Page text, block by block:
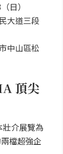
日）
大道三段
中山區松
頂尖
壯介展覽為
檔超強企